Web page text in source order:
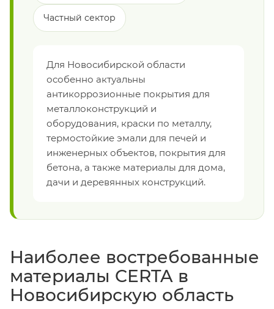
Частный сектор
Для Новосибирской области
особенно актуальны
антикоррозионные покрытия для
металлоконструкций и
оборудования, краски по металлу,
термостойкие эмали для печей и
инженерных объектов, покрытия для
бетона, а также материалы для дома,
дачи и деревянных конструкций.
Наиболее востребованные
материалы CERTA в
Новосибирскую область